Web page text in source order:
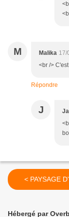
M Malika 17/
<br />
Répondre
J
< PAYSAGE
Hébergé par